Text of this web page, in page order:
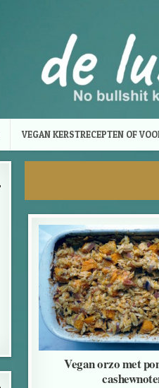
VEGAN KERSTRECEPTEN OF
Vegan orzo met